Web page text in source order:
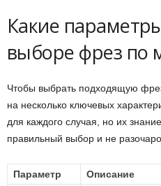
Какие
выборе фрез по
Чтобы выбрать подходящую
на несколько ключевых
для каждого случая, но их
правильный выбор и не
Параметр Описание